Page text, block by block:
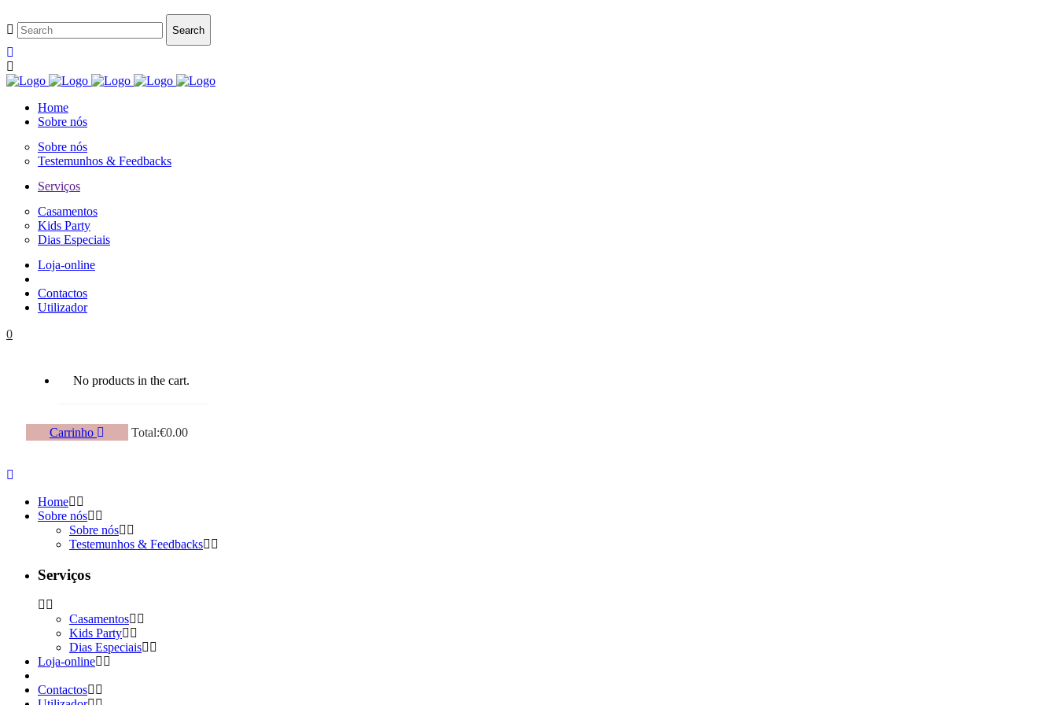
Home
Sobre nós
Sobre nós
Testemunhos & Feedbacks
Serviços
Casamentos
Kids Party
Dias Especiais
Loja-online
Contactos
Utilizador
0
No products in the cart.
Carrinho Total:€0.00
Home
Sobre nós
Sobre nós
Testemunhos & Feedbacks
Serviços
Casamentos
Kids Party
Dias Especiais
Loja-online
Contactos